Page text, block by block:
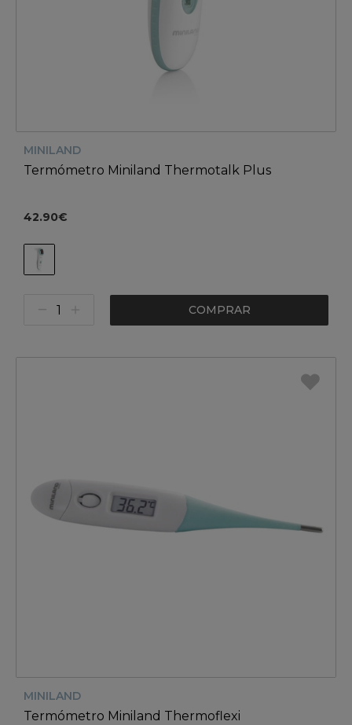
MINILAND
Termómetro Miniland Thermotalk Plus
42.90€
COMPRAR
MINILAND
Termómetro Miniland Thermoflexi